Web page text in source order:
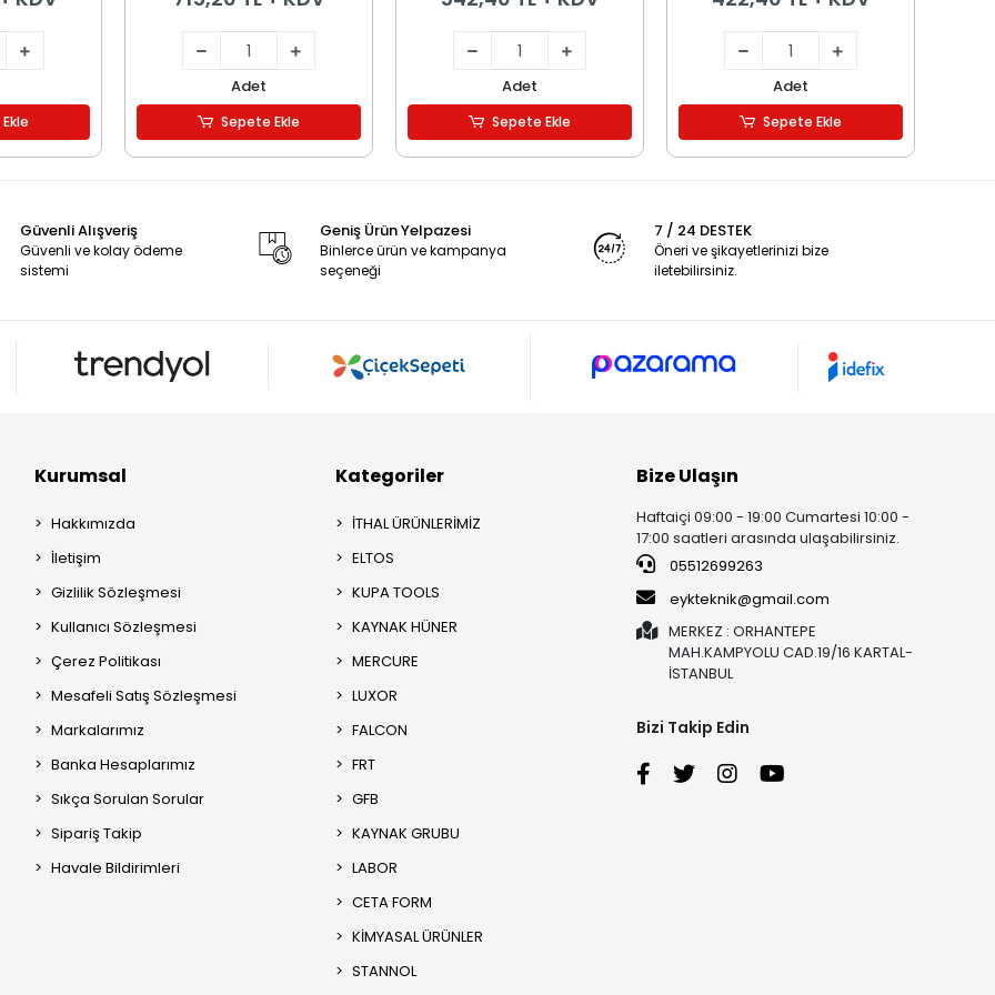
Adet
Sepete Ekle
Adet
Sepete Ekle
Adet
Sepete Ekle
Güvenli Alışveriş
Güvenli ve kolay ödeme
sistemi
Geniş Ürün Yelpazesi
Binlerce ürün ve kampanya
seçeneği
7 / 24 DESTEK
Öneri ve şikayetlerinizi bize
iletebilirsiniz.
Kurumsal
Hakkımızda
İletişim
Gizlilik Sözleşmesi
Kullanıcı Sözleşmesi
Çerez Politikası
Mesafeli Satış Sözleşmesi
Markalarımız
Banka Hesaplarımız
Sıkça Sorulan Sorular
Sipariş Takip
Havale Bildirimleri
Kategoriler
İTHAL ÜRÜNLERİMİZ
ELTOS
KUPA TOOLS
KAYNAK HÜNER
MERCURE
LUXOR
FALCON
FRT
GFB
KAYNAK GRUBU
LABOR
CETA FORM
KİMYASAL ÜRÜNLER
STANNOL
Bize Ulaşın
Haftaiçi 09:00 - 19:00 Cumartesi 10:00 -
17:00 saatleri arasında ulaşabilirsiniz.
05512699263
eykteknik@gmail.com
MERKEZ : ORHANTEPE
MAH.KAMPYOLU CAD.19/16 KARTAL-
İSTANBUL
Bizi Takip Edin